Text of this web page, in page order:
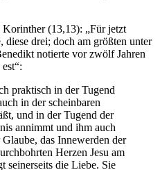
(13,13): „Für jetzt
drei; doch am größten unter
notierte vor zwölf Jahren
praktisch in der Tugend
in der scheinbaren
und in der Tugend der
annimmt und ihm auch
das Innewerden der
Herzen Jesu am
seinerseits die Liebe. Sie